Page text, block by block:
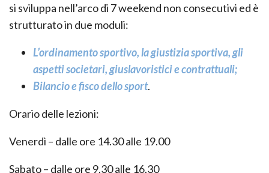
si sviluppa nell’arco di 7 weekend non consecutivi ed è
strutturato in due moduli:
L’ordinamento sportivo, la giustizia sportiva, gli
aspetti societari, giuslavoristici e contrattuali;
Bilancio e fisco dello sport.
Orario delle lezioni:
Venerdì – dalle ore 14.30 alle 19.00
Sabato – dalle ore 9.30 alle 16.30